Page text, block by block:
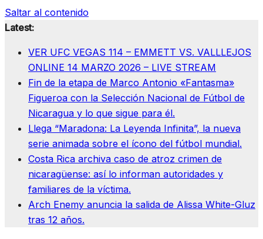
Saltar al contenido
Latest:
VER UFC VEGAS 114 – EMMETT VS. VALLLEJOS
ONLINE 14 MARZO 2026 – LIVE STREAM
Fin de la etapa de Marco Antonio «Fantasma»
Figueroa con la Selección Nacional de Fútbol de
Nicaragua y lo que sigue para él.
Llega “Maradona: La Leyenda Infinita”, la nueva
serie animada sobre el ícono del fútbol mundial.
Costa Rica archiva caso de atroz crimen de
nicaragüense: así lo informan autoridades y
familiares de la víctima.
Arch Enemy anuncia la salida de Alissa White-Gluz
tras 12 años.